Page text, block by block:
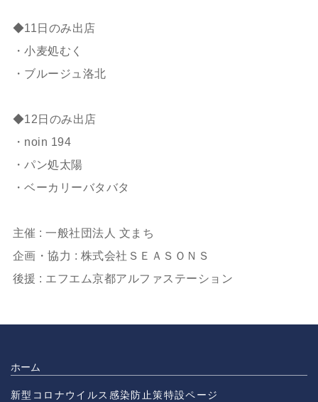
◆11日のみ出店
・小麦処むく
・ブルージュ洛北
◆12日のみ出店
・noin 194
・パン処太陽
・ベーカリーバタバタ
主催 : 一般社団法人 文まち
企画・協力 : 株式会社ＳＥＡＳＯＮＳ
後援 : エフエム京都アルファステーション
ホーム
新型コロナウイルス感染防止策特設ページ